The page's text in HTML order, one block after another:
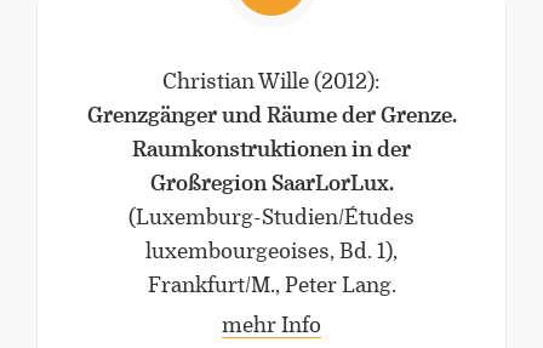
Christian Wille (2012):
Grenzgänger und Räume der Grenze.
Raumkonstruktionen in der
Großregion SaarLorLux.
(Luxemburg-Studien/Études
luxembourgeoises, Bd. 1),
Frankfurt/M., Peter Lang.
mehr Info